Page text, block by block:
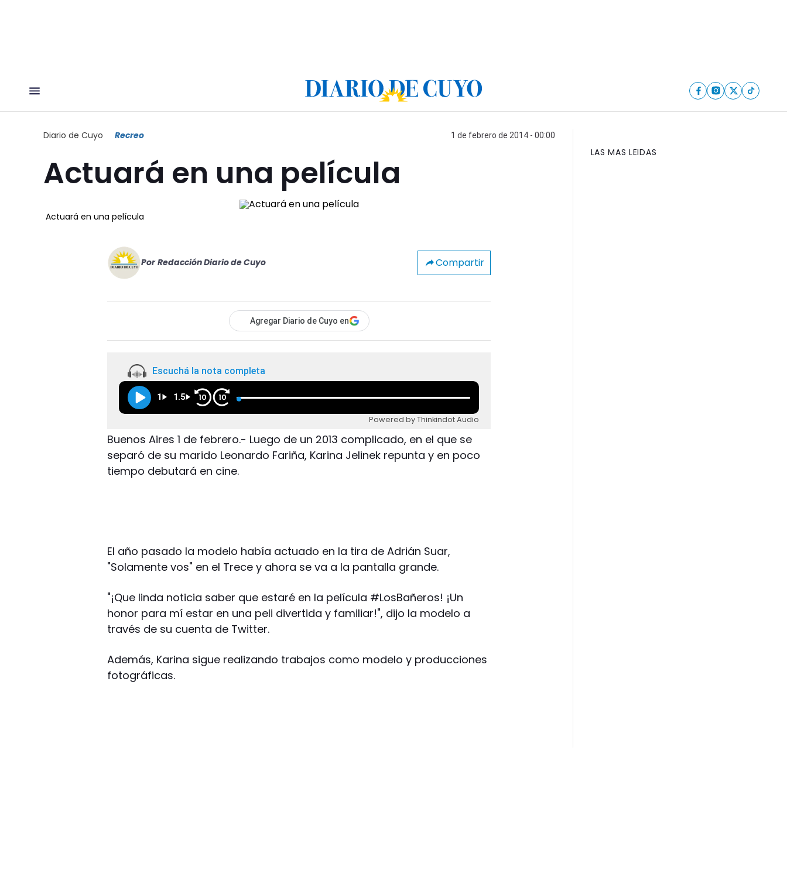
Diario de Cuyo Recreo 1 de febrero de 2014 - 00:00
Actuará en una película
Actuará en una película
Por Redacción Diario de Cuyo Compartir
Agregar Diario de Cuyo en
Escuchá la nota completa
1 1.5 10 10
Powered by Thinkindot Audio
Buenos Aires 1 de febrero.- Luego de un 2013 complicado, en el que se
separó de su marido Leonardo Fariña, Karina Jelinek repunta y en poco
tiempo debutará en cine.
El año pasado la modelo había actuado en la tira de Adrián Suar,
"Solamente vos" en el Trece y ahora se va a la pantalla grande.
"¡Que linda noticia saber que estaré en la película #LosBañeros! ¡Un
honor para mí estar en una peli divertida y familiar!", dijo la modelo a
través de su cuenta de Twitter.
Además, Karina sigue realizando trabajos como modelo y producciones
fotográficas.
LAS MAS LEIDAS